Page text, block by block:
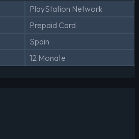
PlayStation Network
Prepaid Card
Spain
12 Monate